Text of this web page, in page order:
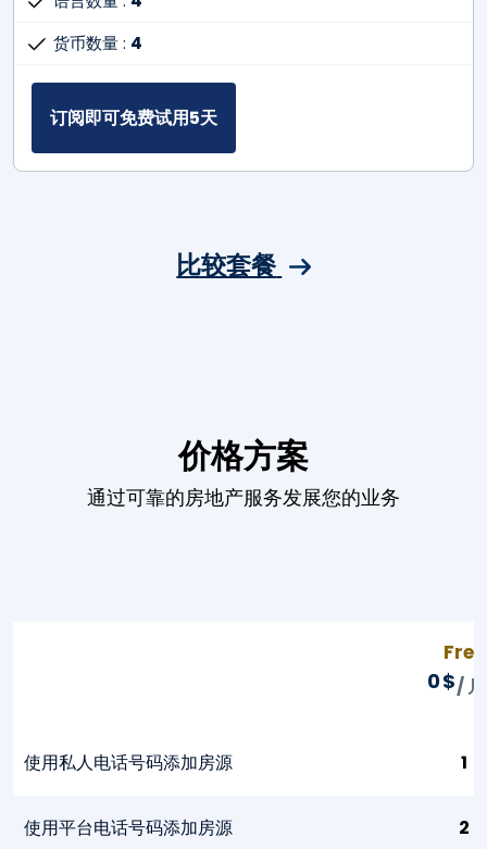
货币数量 : 4
订阅即可免费试用5天
比较套餐
价格方案
通过可靠的房地产服务发展您的业务
使用私人电话号码添加房源
使用平台电话号码添加房源
Free
0$/ 月
1
2